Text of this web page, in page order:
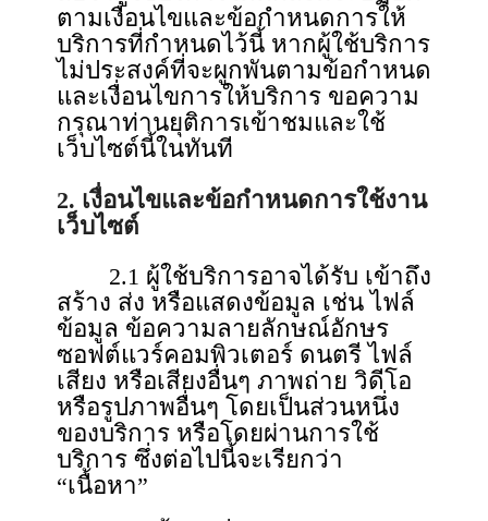
ตามเงื่อนไขและข้อกําหนดการให้
บริการที่กําหนดไว้นี้ หากผู้ใช้บริการ
ไม่ประสงค์ที่จะผูกพันตามข้อกําหนด
และเงื่อนไขการให้บริการ ขอความ
กรุณาท่านยุติการเข้าชมและใช้
เว็บไซต์นี้ในทันที
2. เงื่อนไขและข้อกําหนดการใช้งาน
เว็บไซต์
2.1 ผู้ใช้บริการอาจได้รับ เข้าถึง
สร้าง ส่ง หรือแสดงข้อมูล เช่น ไฟล์
ข้อมูล ข้อความลายลักษณ์อักษร
ซอฟต์แวร์คอมพิวเตอร์ ดนตรี ไฟล์
เสียง หรือเสียงอื่นๆ ภาพถ่าย วิดีโอ
หรือรูปภาพอื่นๆ โดยเป็นส่วนหนึ่ง
ของบริการ หรือโดยผ่านการใช้
บริการ ซึ่งต่อไปนี้จะเรียกว่า
“เนื้อหา”